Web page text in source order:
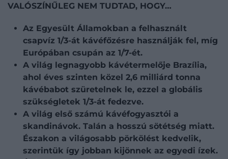
VALÓSZÍNŰLEG NEM TUDTAD, HOGY…
Az Egyesült Államokban a felhasznált
csapvíz 1/3-át kávéfőzésre használják fel, míg
Európában csupán az 1/7-ét.
A világ legnagyobb kávétermelője Brazília,
ahol éves szinten közel 2,6 milliárd tonna
kávébabot szüretelnek le, ezzel a globális
szükségletek 1/3-át fedezve.
A világ első számú kávéfogyasztói a
skandinávok. Talán a hosszú sötétség miatt.
Északon a világosabb pörkölést kedvelik,
szerintük így jobban kijönnek az egyedi ízek.